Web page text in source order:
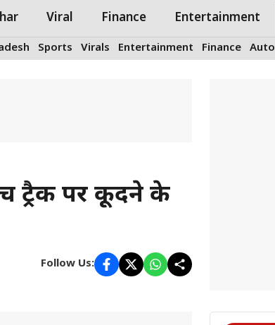
Viral Finance Entertainment
Sports Virals Entertainment Finance Auto
ट्रैक पर कूदने के
Follow Us: